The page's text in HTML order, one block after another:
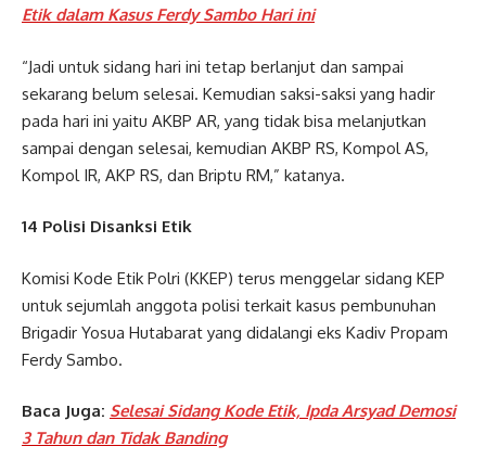
Etik dalam Kasus Ferdy Sambo Hari ini
“Jadi untuk sidang hari ini tetap berlanjut dan sampai
sekarang belum selesai. Kemudian saksi-saksi yang hadir
pada hari ini yaitu AKBP AR, yang tidak bisa melanjutkan
sampai dengan selesai, kemudian AKBP RS, Kompol AS,
Kompol IR, AKP RS, dan Briptu RM,” katanya.
14 Polisi Disanksi Etik
Komisi Kode Etik Polri (KKEP) terus menggelar sidang KEP
untuk sejumlah anggota polisi terkait kasus pembunuhan
Brigadir Yosua Hutabarat yang didalangi eks Kadiv Propam
Ferdy Sambo.
Baca Juga: Selesai Sidang Kode Etik, Ipda Arsyad Demosi
3 Tahun dan Tidak Banding